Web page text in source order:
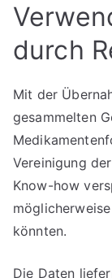
durch
Mit der
gesammelten
Vereinigung
Know-how
könnten.
Die Daten